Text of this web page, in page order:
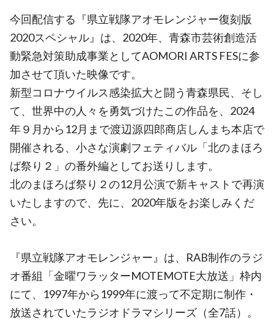
今回配信する『県立戦隊アオモレンジャー復刻版
2020スペシャル』は、2020年、青森市芸術創造活
動緊急対策助成事業としてAOMORI ARTS FESに参
加させて頂いた映像です。
新型コロナウイルス感染拡大と闘う青森県民、そし
て、世界中の人々を勇気づけたこの作品を、2024
年９月から12月まで渡辺源四郎商店しんまち本店で
開催される、小さな演劇フェティバル「北のまほろ
ば祭り２」の番外編としてお送りします。
北のまほろば祭り２の12月公演で新キャストで再演
いたしますので、先に、2020年版をお楽しみくだ
さい。
『県立戦隊アオモレンジャー』は、RAB制作のラジ
オ番組「金曜ワラッターMOTEMOTE大放送」枠内
にて、1997年から1999年に渡って不定期に制作・
放送されていたラジオドラマシリーズ（全7話）。